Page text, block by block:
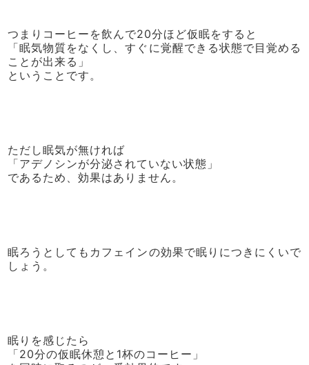
つまりコーヒーを飲んで20分ほど仮眠をすると
「眠気物質をなくし、すぐに覚醒できる状態で目覚める
ことが出来る」
ということです。
ただし眠気が無ければ
「アデノシンが分泌されていない状態」
であるため、効果はありません。
眠ろうとしてもカフェインの効果で眠りにつきにくいで
しょう。
眠りを感じたら
「20分の仮眠休憩と1杯のコーヒー」